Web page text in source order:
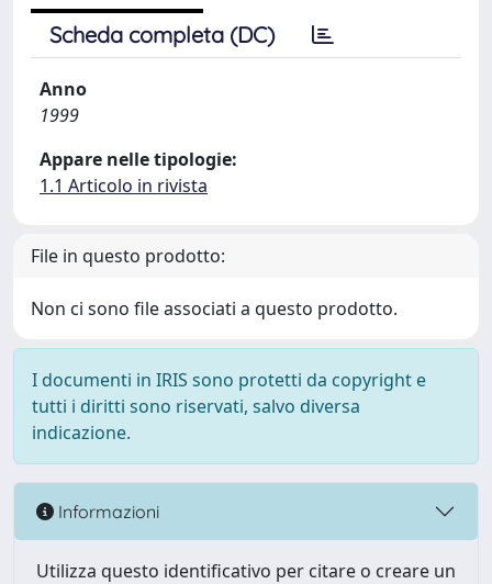
Scheda completa (DC)
Anno
1999
Appare nelle tipologie:
1.1 Articolo in rivista
File in questo prodotto:
Non ci sono file associati a questo prodotto.
I documenti in IRIS sono protetti da copyright e
tutti i diritti sono riservati, salvo diversa
indicazione.
Informazioni
Utilizza questo identificativo per citare o creare un